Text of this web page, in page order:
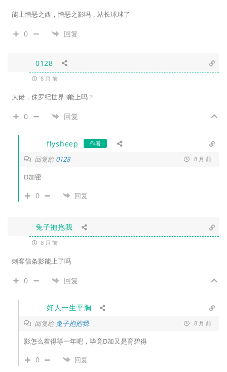
能上憎恶之西，憎恶之影吗，站长球球了
0 回复
0128
8 月 前
大佬，侏罗纪世界3能上吗？
0 回复
flysheep 作者
回复给0128 8 月 前
D加密
0 回复
兔子抱抱我
8 月 前
刺客信条影能上了吗
0 回复
好人一生平胸
回复给兔子抱抱我 8 月 前
影怎么着得等一年吧，毕竟D加又是育碧得
0 回复